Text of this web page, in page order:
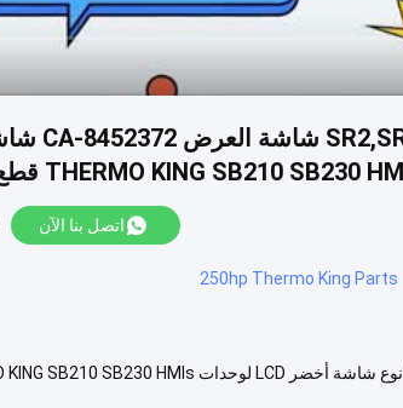
اتصل بنا الآن
250hp Thermo King Parts